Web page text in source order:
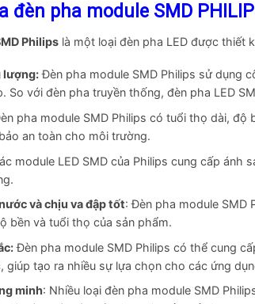
đèn pha module SMD
Philips là một loại đèn pha LED được thiết
lượng:Đèn pha module SMD Philips sử dụng
So với đèn pha truyền thống, đèn pha LED
pha module SMD Philips có tuổi thọ dài, độ
an toàn cho môi trường.
module LED SMD của Philips cung cấp
và chịu va đập tốt: Đèn pha module SMD
bền và tuổi thọ của sản phẩm.
Đèn pha module SMD Philips có thể cung
giúp tạo ra nhiều sự lựa chọn cho các ứng
minh: Nhiều loại đèn pha module SMD